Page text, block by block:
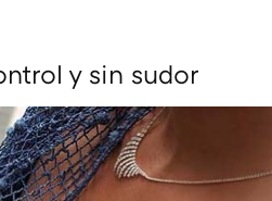
y sin sudor